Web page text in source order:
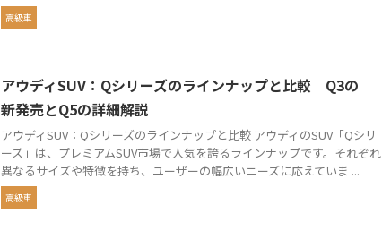
高級車
アウディSUV：Qシリーズのラインナップと比較 Q3の
新発売とQ5の詳細解説
アウディSUV：Qシリーズのラインナップと比較 アウディのSUV「Qシリ
ーズ」は、プレミアムSUV市場で人気を誇るラインナップです。それぞれ
異なるサイズや特徴を持ち、ユーザーの幅広いニーズに応えていま ...
高級車